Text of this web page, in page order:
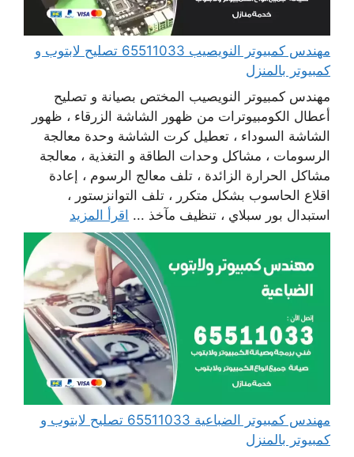
مهندس كمبيوتر النويصيب 65511033 تصليح لابتوب و
كمبيوتر بالمنزل
مهندس كمبيوتر النويصيب المختص بصيانة و تصليح
أعطال الكومبيوترات من ظهور الشاشة الزرقاء ، ظهور
الشاشة السوداء ، تعطيل كرت الشاشة وحدة معالجة
الرسومات ، مشاكل وحدات الطاقة و التغذية ، معالجة
مشاكل الحرارة الزائدة ، تلف معالج الرسوم ، إعادة
اقلاع الحاسوب بشكل متكرر ، تلف التوانزستور ،
استبدال بور سبلاي ، تنظيف مآخذ ... اقرأ المزيد
مهندس كمبيوتر الضباعية 65511033 تصليح لابتوب و
كمبيوتر بالمنزل